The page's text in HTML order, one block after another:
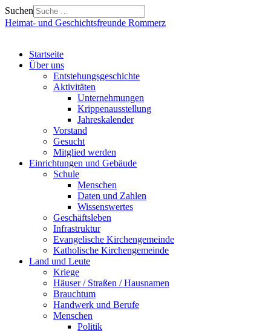
Suchen
Heimat- und Geschichtsfreunde Rommerz
Startseite
Über uns
Entstehungsgeschichte
Aktivitäten
Unternehmungen
Krippenausstellung
Jahreskalender
Vorstand
Gesucht
Mitglied werden
Einrichtungen und Gebäude
Schule
Menschen
Daten und Zahlen
Wissenswertes
Geschäftsleben
Infrastruktur
Evangelische Kirchengemeinde
Katholische Kirchengemeinde
Land und Leute
Kriege
Häuser / Straßen / Hausnamen
Brauchtum
Handwerk und Berufe
Menschen
Politik